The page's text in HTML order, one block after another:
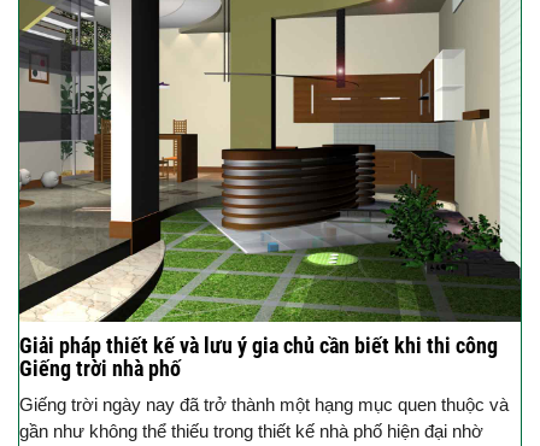
Giải pháp thiết kế và lưu ý gia chủ cần biết khi thi công
Giếng trời nhà phố
Giếng trời ngày nay đã trở thành một hạng mục quen thuộc và
gần như không thể thiếu trong thiết kế nhà phố hiện đại nhờ